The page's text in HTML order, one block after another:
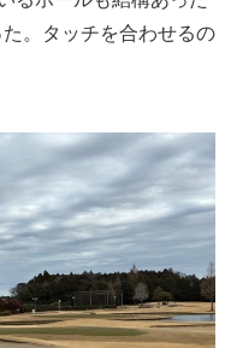
。タッチを合わせるの